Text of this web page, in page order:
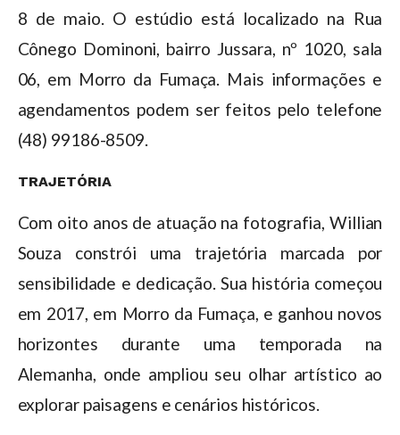
8 de maio. O estúdio está localizado na Rua
Cônego Dominoni, bairro Jussara, nº 1020, sala
06, em Morro da Fumaça. Mais informações e
agendamentos podem ser feitos pelo telefone
(48) 99186-8509.
TRAJETÓRIA
Com oito anos de atuação na fotografia, Willian
Souza constrói uma trajetória marcada por
sensibilidade e dedicação. Sua história começou
em 2017, em Morro da Fumaça, e ganhou novos
horizontes durante uma temporada na
Alemanha, onde ampliou seu olhar artístico ao
explorar paisagens e cenários históricos.